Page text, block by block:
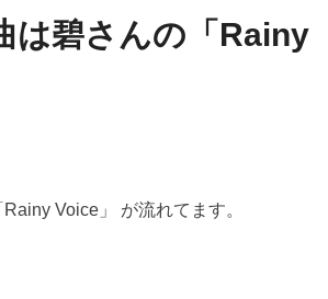
は碧さんの「Rainy
Voice」 が流れてます。